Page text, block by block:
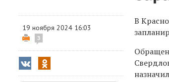
19 ноября 2024 16:03
3
В